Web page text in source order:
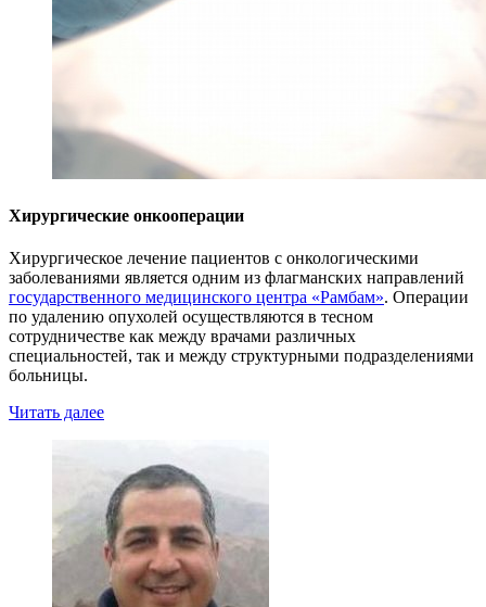
Хирургические онкооперации
Хирургическое лечение пациентов с онкологическими
заболеваниями является одним из флагманских направлений
государственного медицинского центра «Рамбам». Операции
по удалению опухолей осуществляются в тесном
сотрудничестве как между врачами различных
специальностей, так и между структурными подразделениями
больницы.
Читать далее